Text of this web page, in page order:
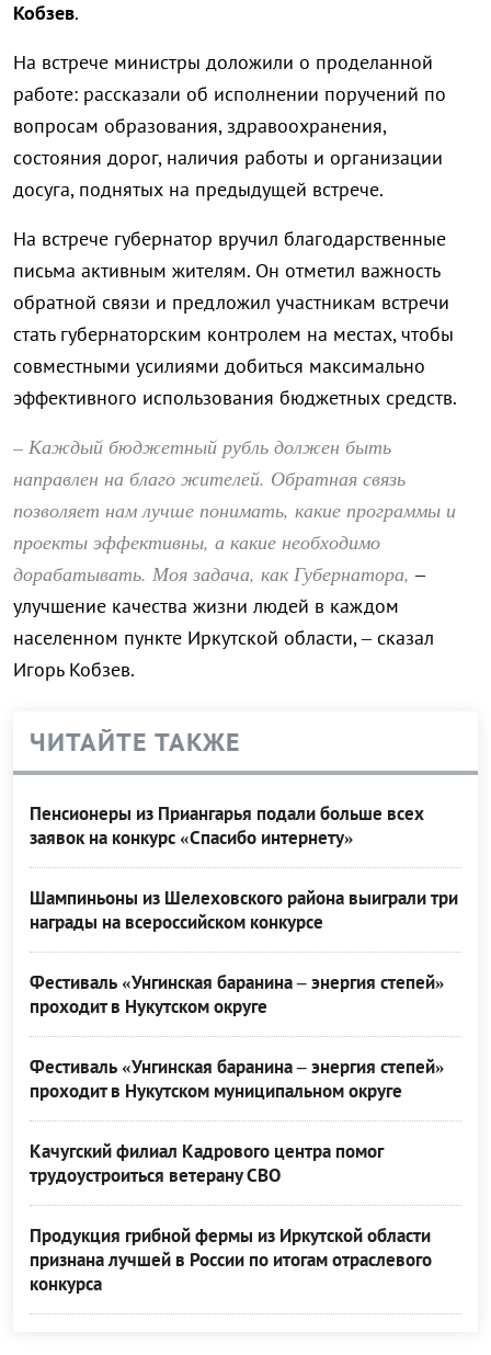
Кобзев.
На встрече министры доложили о проделанной
работе: рассказали об исполнении поручений по
вопросам образования, здравоохранения,
состояния дорог, наличия работы и организации
досуга, поднятых на предыдущей встрече.
На встрече губернатор вручил благодарственные
письма активным жителям. Он отметил важность
обратной связи и предложил участникам встречи
стать губернаторским контролем на местах, чтобы
совместными усилиями добиться максимально
эффективного использования бюджетных средств.
– Каждый бюджетный рубль должен быть
направлен на благо жителей. Обратная связь
позволяет нам лучше понимать, какие программы и
проекты эффективны, а какие необходимо
дорабатывать. Моя задача, как Губернатора, –
улучшение качества жизни людей в каждом
населенном пункте Иркутской области, – сказал
Игорь Кобзев.
ЧИТАЙТЕ ТАКЖЕ
Пенсионеры из Приангарья подали больше всех
заявок на конкурс «Спасибо интернету»
Шампиньоны из Шелеховского района выиграли три
награды на всероссийском конкурсе
Фестиваль «Унгинская баранина – энергия степей»
проходит в Нукутском округе
Фестиваль «Унгинская баранина – энергия степей»
проходит в Нукутском муниципальном округе
Качугский филиал Кадрового центра помог
трудоустроиться ветерану СВО
Продукция грибной фермы из Иркутской области
признана лучшей в России по итогам отраслевого
конкурса